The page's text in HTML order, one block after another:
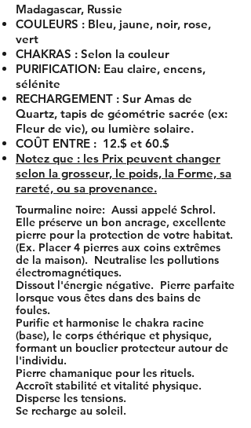
Madagascar, Russie
COULEURS : Bleu, jaune, noir, rose,
vert
CHAKRAS : Selon la couleur
PURIFICATION: Eau claire, encens,
sélénite
RECHARGEMENT : Sur Amas de
Quartz, tapis de géométrie sacrée (ex:
Fleur de vie), ou lumière solaire.​
COÛT ENTRE : 12.$ et 60.$
Notez que : les Prix peuvent changer
selon la grosseur, le poids, la Forme, sa
rareté, ou sa provenance.
Tourmaline noire: Aussi appelé Schrol.
Elle préserve un bon ancrage, excellente
pierre pour la protection de votre habitat.
(Ex. Placer 4 pierres aux coins extrêmes
de la maison). Neutralise les pollutions
électromagnétiques.
Dissout l'énergie négative. Pierre parfaite
lorsque vous êtes dans des bains de
foules.
Purifie et harmonise le chakra racine
(base), le corps éthérique et physique,
formant un bouclier protecteur autour de
l'individu.
Pierre chamanique pour les rituels.
Accroît stabilité et vitalité physique.
Disperse les tensions.
Se recharge au soleil.